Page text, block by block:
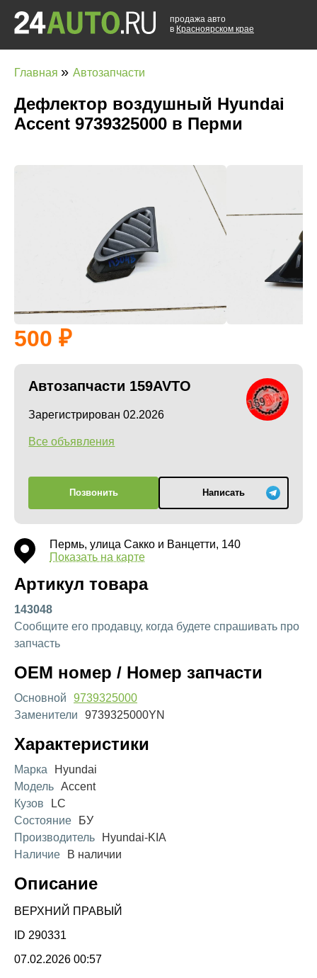
продажа авто
в Красноярском крае
Главная » Автозапчасти
Дефлектор воздушный Hyundai
Accent 9739325000 в Перми
500
Автозапчасти 159AVTO
Зарегистрирован 02.2026
Все объявления
Позвонить Написать
Пермь, улица Сакко и Ванцетти, 140
Показать на карте
Артикул товара
143048
Сообщите его продавцу, когда будете спрашивать про
запчасть
OEM номер / Номер запчасти
Основной
9739325000
Заменители
9739325000YN
Характеристики
Марка
Hyundai
Модель Accent
Кузов
LC
Состояние
БУ
Производитель
Hyundai-KIA
Наличие
В наличии
Описание
ВЕРХНИЙ ПРАВЫЙ
ID 290331
07.02.2026 00:57